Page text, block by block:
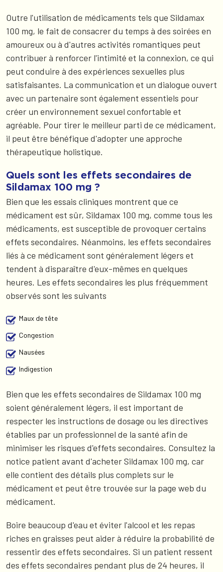
Outre l'utilisation de médicaments tels que Sildamax
100 mg, le fait de consacrer du temps à des soirées en
amoureux ou à d'autres activités romantiques peut
contribuer à renforcer l'intimité et la connexion, ce qui
peut conduire à des expériences sexuelles plus
satisfaisantes. La communication et un dialogue ouvert
avec un partenaire sont également essentiels pour
créer un environnement sexuel confortable et
agréable. Pour tirer le meilleur parti de ce médicament,
il peut être bénéfique d'adopter une approche
thérapeutique holistique.
Quels sont les effets secondaires de
Sildamax 100 mg ?
Bien que les essais cliniques montrent que ce
médicament est sûr, Sildamax 100 mg, comme tous les
médicaments, est susceptible de provoquer certains
effets secondaires. Néanmoins, les effets secondaires
liés à ce médicament sont généralement légers et
tendent à disparaître d'eux-mêmes en quelques
heures. Les effets secondaires les plus fréquemment
observés sont les suivants
Maux de tête
Congestion
Nausées
Indigestion
Bien que les effets secondaires de Sildamax 100 mg
soient généralement légers, il est important de
respecter les instructions de dosage ou les directives
établies par un professionnel de la santé afin de
minimiser les risques d'effets secondaires. Consultez la
notice patient avant d'acheter Sildamax 100 mg, car
elle contient des détails plus complets sur le
médicament et peut être trouvée sur la page web du
médicament.
Boire beaucoup d'eau et éviter l'alcool et les repas
riches en graisses peut aider à réduire la probabilité de
ressentir des effets secondaires. Si un patient ressent
des effets secondaires pendant plus de 24 heures, il